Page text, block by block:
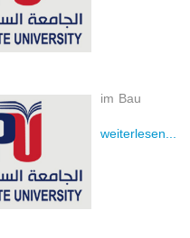
im Bau
weiterlesen...